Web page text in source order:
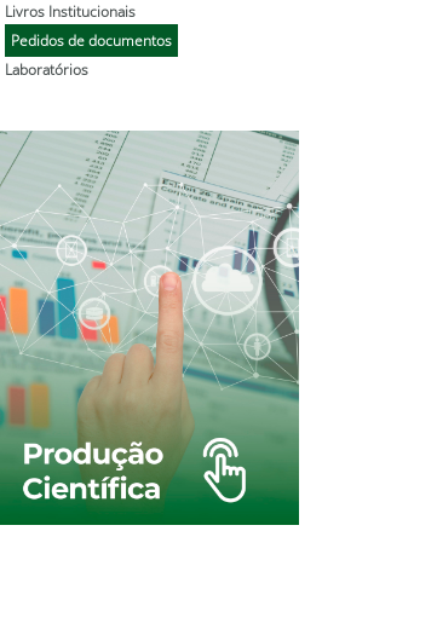
Livros Institucionais
Pedidos de documentos
Laboratórios